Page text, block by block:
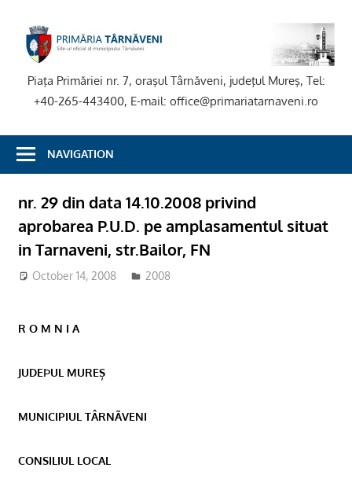
content
Piaţa Primăriei nr. 7, oraşul Târnăveni, judeţul Mureş, Tel:
+40-265-443400, E-mail: office@primariatarnaveni.ro
NAVIGATION
nr. 29 din data 14.10.2008 privind
aprobarea P.U.D. pe amplasamentul situat
in Tarnaveni, str.Bailor, FN
October 14, 2008 2008
R O M N I A
JUDEÞUL MUREȘ
MUNICIPIUL TÂRNÃVENI
CONSILIUL LOCAL